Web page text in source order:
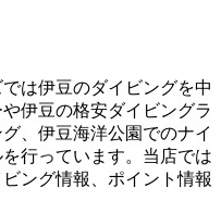
は伊豆のダイビングを中
伊豆の格安ダイビングラ
、伊豆海洋公園でのナイ
行っています。当店では
ング情報、ポイント情報